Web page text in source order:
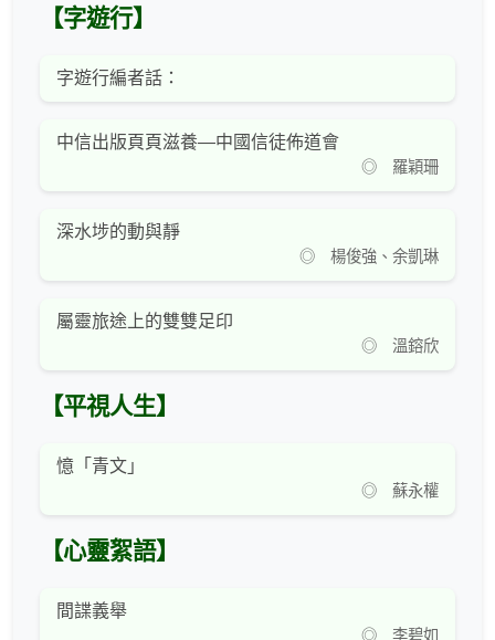
【字遊行】
字遊行編者話：
中信出版頁頁滋養—中國信徒佈道會
◎ 羅穎珊
深水埗的動與靜
◎ 楊俊強、余凱琳
屬靈旅途上的雙雙足印
◎ 溫鎔欣
【平視人生】
憶「青文」
◎ 蘇永權
【心靈絮語】
間諜義舉
◎ 李碧如